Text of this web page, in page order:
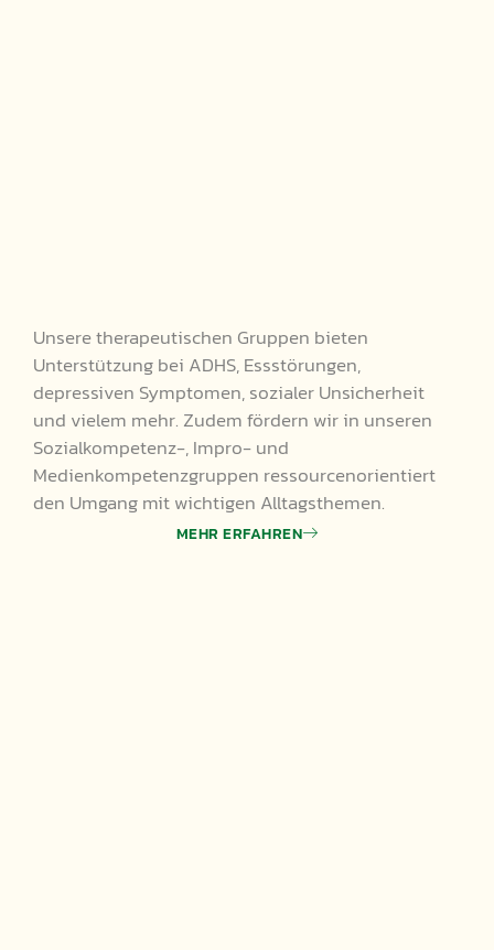
Unsere therapeutischen Gruppen bieten
Unterstützung bei ADHS, Essstörungen,
depressiven Symptomen, sozialer Unsicherheit
und vielem mehr. Zudem fördern wir in unseren
Sozialkompetenz-, Impro- und
Medienkompetenzgruppen ressourcenorientiert
den Umgang mit wichtigen Alltagsthemen.
MEHR ERFAHREN